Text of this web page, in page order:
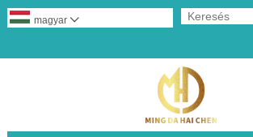
magyar 